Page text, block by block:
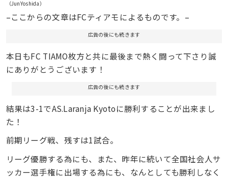
（JunYoshida）
–ここからの文章はFCティアモによるものです。–
広告の後にも続きます
本日もFC TIAMO枚方と共に最後まで熱く闘って下さり誠
にありがとうございます！
広告の後にも続きます
結果は3-1でAS.Laranja Kyotoに勝利することが出来まし
た！
前期リーグ戦、残すは1試合。
リーグ優勝する為にも、また、昨年に続いて全国社会人サ
ッカー選手権に出場する為にも、なんとしても勝利しなく